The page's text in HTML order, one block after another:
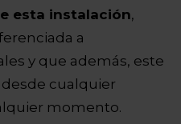
esta instalación,
a
y que además, este
cualquier
momento.